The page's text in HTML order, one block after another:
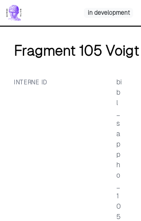
Skip
to
content
in development
Fragment 105 Voigt
INTERNE ID
bi
b
l
s
a
p
p
h
o
1
0
5